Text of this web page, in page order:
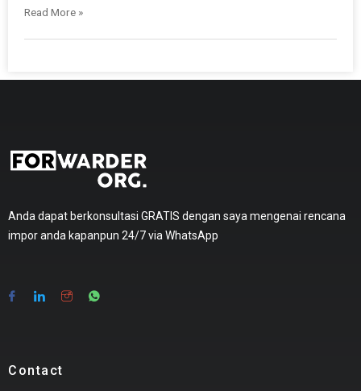
Read More »
Anda dapat berkonsultasi GRATIS dengan saya mengenai rencana
impor anda kapanpun 24/7 via WhatsApp
Contact